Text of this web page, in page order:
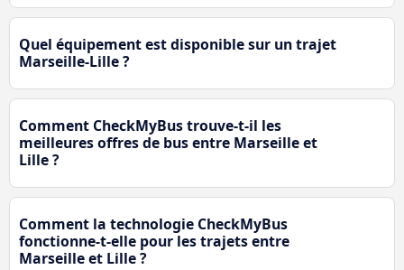
Quel équipement est disponible sur un trajet
Marseille-Lille ?
Comment CheckMyBus trouve-t-il les
meilleures offres de bus entre Marseille et
Lille ?
Comment la technologie CheckMyBus
fonctionne-t-elle pour les trajets entre
Marseille et Lille ?